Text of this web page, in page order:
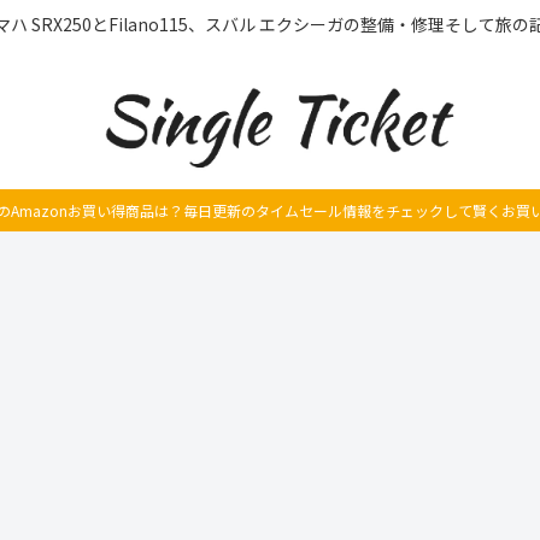
ハ SRX250とFilano115、スバル エクシーガの整備・修理そして旅の
Amazonお買い得商品は？毎日更新のタイムセール情報をチェックして賢くお買